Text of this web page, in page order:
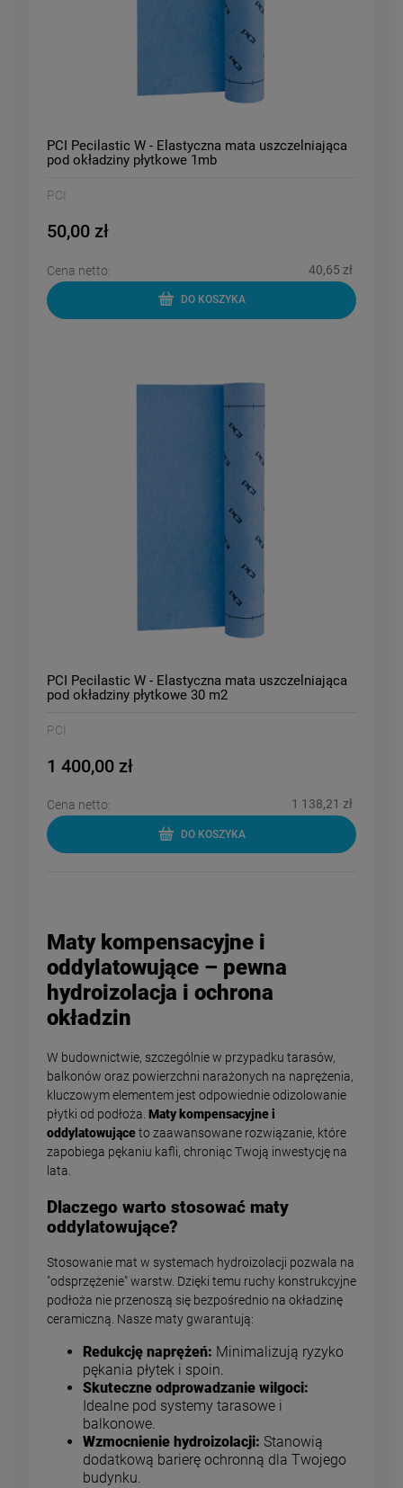
PCI Pecilastic W - Elastyczna mata uszczelniająca
pod okładziny płytkowe 1mb
PCI
50,00 zł
Cena netto: 40,65 zł
DO KOSZYKA
PCI Pecilastic W - Elastyczna mata uszczelniająca
pod okładziny płytkowe 30 m2
PCI
1 400,00 zł
Cena netto: 1 138,21 zł
DO KOSZYKA
Maty kompensacyjne i
oddylatowujące – pewna
hydroizolacja i ochrona
okładzin
W budownictwie, szczególnie w przypadku tarasów,
balkonów oraz powierzchni narażonych na naprężenia,
kluczowym elementem jest odpowiednie odizolowanie
płytki od podłoża. Maty kompensacyjne i
oddylatowująceto zaawansowane rozwiązanie, które
zapobiega pękaniu kafli, chroniąc Twoją inwestycję na
lata.
Dlaczego warto stosować maty
oddylatowujące?
Stosowanie mat w systemach hydroizolacji pozwala na
"odsprzężenie" warstw. Dzięki temu ruchy konstrukcyjne
podłoża nie przenoszą się bezpośrednio na okładzinę
ceramiczną. Nasze maty gwarantują:
Redukcję naprężeń: Minimalizują ryzyko
pękania płytek i spoin.
Skuteczne odprowadzanie wilgoci:
Idealne pod systemy tarasowe i
balkonowe.
Wzmocnienie hydroizolacji: Stanowią
dodatkową barierę ochronną dla Twojego
budynku.